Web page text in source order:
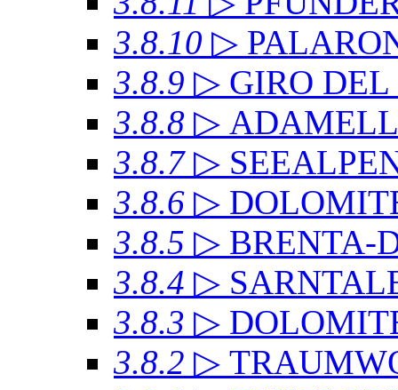
3.8.10 ▷
3.8.9 ▷ GIRO
3.8.8 ▷
3.8.7 ▷
3.8.6 ▷
3.8.5 ▷ BRENTA-
3.8.4 ▷
3.8.3 ▷
3.8.2 ▷